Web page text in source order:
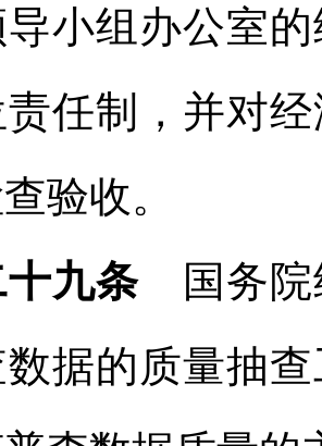
小组办公室
任制，并对
验收。
九条 国务院
据的质量抽